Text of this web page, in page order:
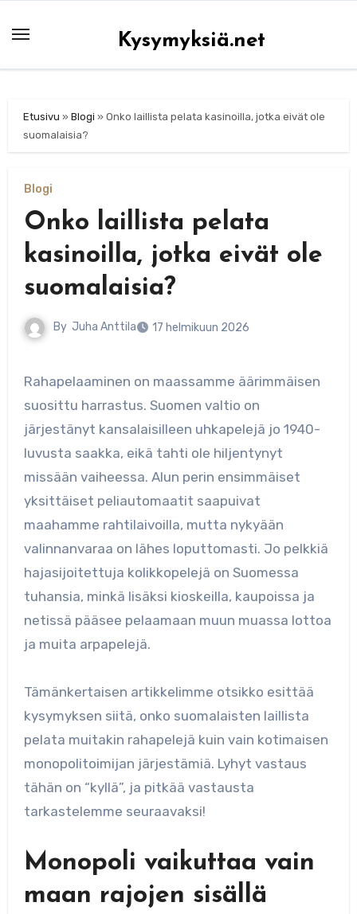
Kysymyksiä.net
Etusivu » Blogi » Onko laillista pelata kasinoilla, jotka eivät ole
suomalaisia?
Blogi
Onko laillista pelata
kasinoilla, jotka eivät ole
suomalaisia?
By Juha Anttila 17 helmikuun 2026
Rahapelaaminen on maassamme äärimmäisen
suosittu harrastus. Suomen valtio on
järjestänyt kansalaisilleen uhkapelejä jo 1940-
luvusta saakka, eikä tahti ole hiljentynyt
missään vaiheessa. Alun perin ensimmäiset
yksittäiset peliautomaatit saapuivat
maahamme rahtilaivoilla, mutta nykyään
valinnanvaraa on lähes loputtomasti. Jo pelkkiä
hajasijoitettuja kolikkopelejä on Suomessa
tuhansia, minkä lisäksi kioskeilla, kaupoissa ja
netissä pääsee pelaamaan muun muassa lottoa
ja muita arpapelejä.
Tämänkertaisen artikkelimme otsikko esittää
kysymyksen siitä, onko suomalaisten laillista
pelata muitakin rahapelejä kuin vain kotimaisen
monopolitoimijan järjestämiä. Lyhyt vastaus
tähän on “kyllä”, ja pitkää vastausta
tarkastelemme seuraavaksi!
Monopoli vaikuttaa vain
maan rajojen sisällä